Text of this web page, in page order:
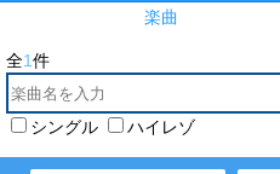
楽曲
全1件
シングル ハイレゾ